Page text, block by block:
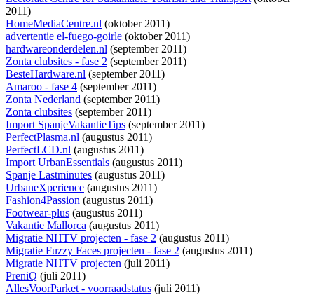
2011)
HomeMediaCentre.nl (oktober 2011)
advertentie el-fuego-goirle (oktober 2011)
hardwareonderdelen.nl (september 2011)
Zonta clubsites - fase 2 (september 2011)
BesteHardware.nl (september 2011)
Amaroo - fase 4 (september 2011)
Zonta Nederland (september 2011)
Zonta clubsites (september 2011)
Import SpanjeVakantieTips (september 2011)
PerfectPlasma.nl (augustus 2011)
PerfectLCD.nl (augustus 2011)
Import UrbanEssentials (augustus 2011)
Spanje Lastminutes (augustus 2011)
UrbaneXperience (augustus 2011)
Fashion4Passion (augustus 2011)
Footwear-plus (augustus 2011)
Vakantie Mallorca (augustus 2011)
Migratie NHTV projecten - fase 2 (augustus 2011)
Migratie Fuzzy Faces projecten - fase 2 (augustus 2011)
Migratie NHTV projecten (juli 2011)
PreniQ (juli 2011)
AllesVoorParket - voorraadstatus (juli 2011)